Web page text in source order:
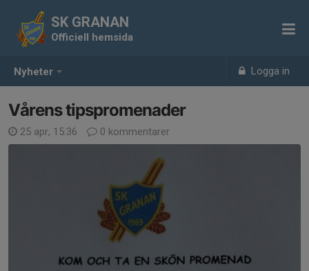
Nyheter Logga in
SK GRANAN
Officiell hemsida
Vårens tipspromenader
25 apr, 15:36 0 kommentarer